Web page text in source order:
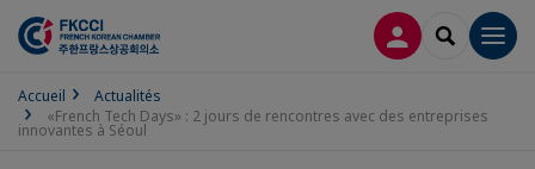
CONNEXION
Accueil
Actualités
«French Tech Days» : 2 jours de rencontres avec des entreprises
innovantes à Séoul